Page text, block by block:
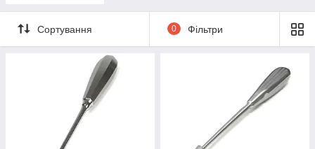
Сортування 0 Фільтри